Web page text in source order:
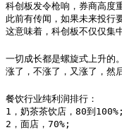
科创板发令枪响，券商高度
此前有传闻，如果未来投行
这意味着，科创板不仅仅集
一切成长都是螺旋式上升的。
涨了，不涨了，又涨了，然
餐饮行业纯利润排行：
1，奶茶茶饮店，80到100%;
2，面店，70%;